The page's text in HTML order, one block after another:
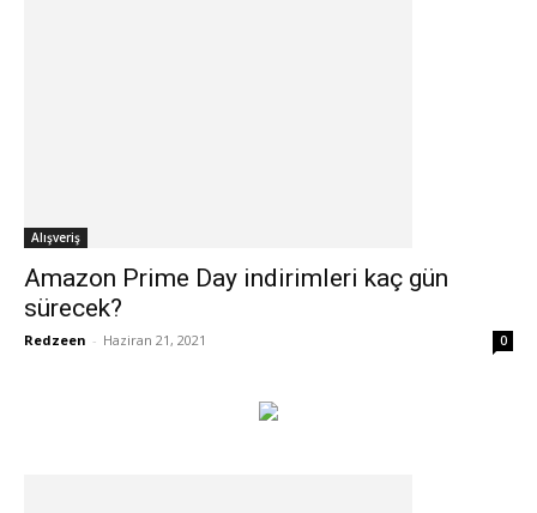
Alışveriş
Amazon Prime Day indirimleri kaç gün
sürecek?
Redzeen - Haziran 21, 2021 0